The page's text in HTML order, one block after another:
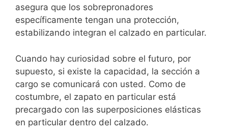
asegura que los sobrepronadores
específicamente tengan una protección,
estabilizando integran el calzado en particular.
Cuando hay curiosidad sobre el futuro, por
supuesto, si existe la capacidad, la sección a
cargo se comunicará con usted. Como de
costumbre, el zapato en particular está
precargado con las superposiciones elásticas
en particular dentro del calzado.